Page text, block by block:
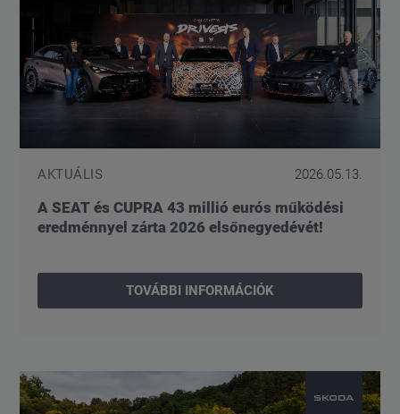
AKTUÁLIS 2026.05.13.
A SEAT és CUPRA 43 millió eurós működési
eredménnyel zárta 2026 elsőnegyedévét!
TOVÁBBI INFORMÁCIÓK